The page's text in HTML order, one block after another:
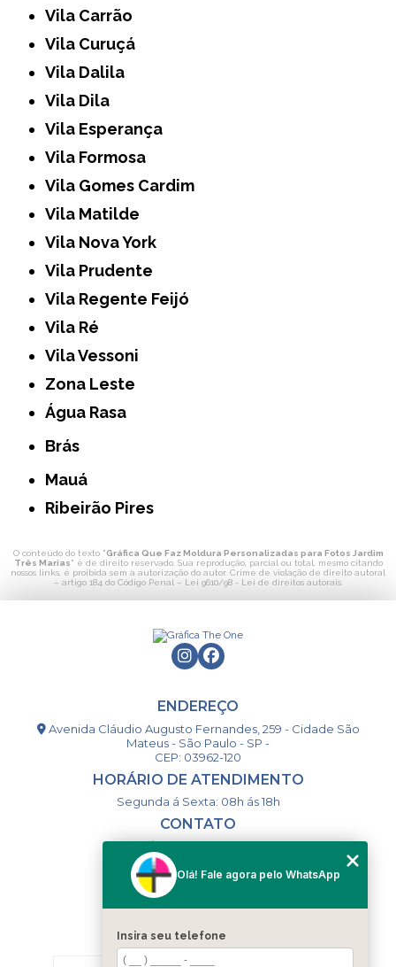
Vila Carrão
Vila Curuçá
Vila Dalila
Vila Dila
Vila Esperança
Vila Formosa
Vila Gomes Cardim
Vila Matilde
Vila Nova York
Vila Prudente
Vila Regente Feijó
Vila Ré
Vila Vessoni
Zona Leste
Água Rasa
Brás
Mauá
Ribeirão Pires
O conteúdo do texto "Gráfica Que Faz Moldura Personalizadas para Fotos Jardim
Três Marias" é de direito reservado. Sua reprodução, parcial ou total, mesmo citando
nossos links, é proibida sem a autorização do autor. Crime de violação de direito autoral
– artigo 184 do Código Penal – Lei 9610/98 - Lei de direitos autorais.
ENDEREÇO
Avenida Cláudio Augusto Fernandes, 259 - Cidade São
Mateus - São Paulo - SP -
CEP: 03962-120
HORÁRIO DE ATENDIMENTO
Segunda á Sexta: 08h ás 18h
CONTATO
(11) 98993-9556
togsm1@gmail.com
MENU
HOME
Olá! Fale agora pelo WhatsApp
Insira seu telefone